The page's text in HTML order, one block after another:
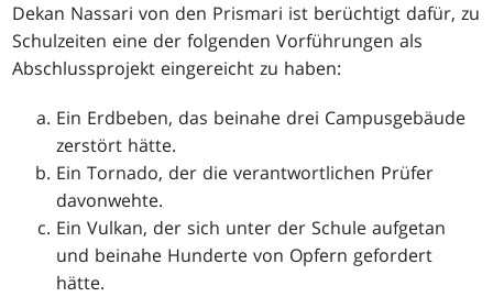
Dekan Nassari von den Prismari ist berüchtigt dafür, zu
Schulzeiten eine der folgenden Vorführungen als
Abschlussprojekt eingereicht zu haben:
Ein Erdbeben, das beinahe drei Campusgebäude
zerstört hätte.
Ein Tornado, der die verantwortlichen Prüfer
davonwehte.
Ein Vulkan, der sich unter der Schule aufgetan
und beinahe Hunderte von Opfern gefordert
hätte.